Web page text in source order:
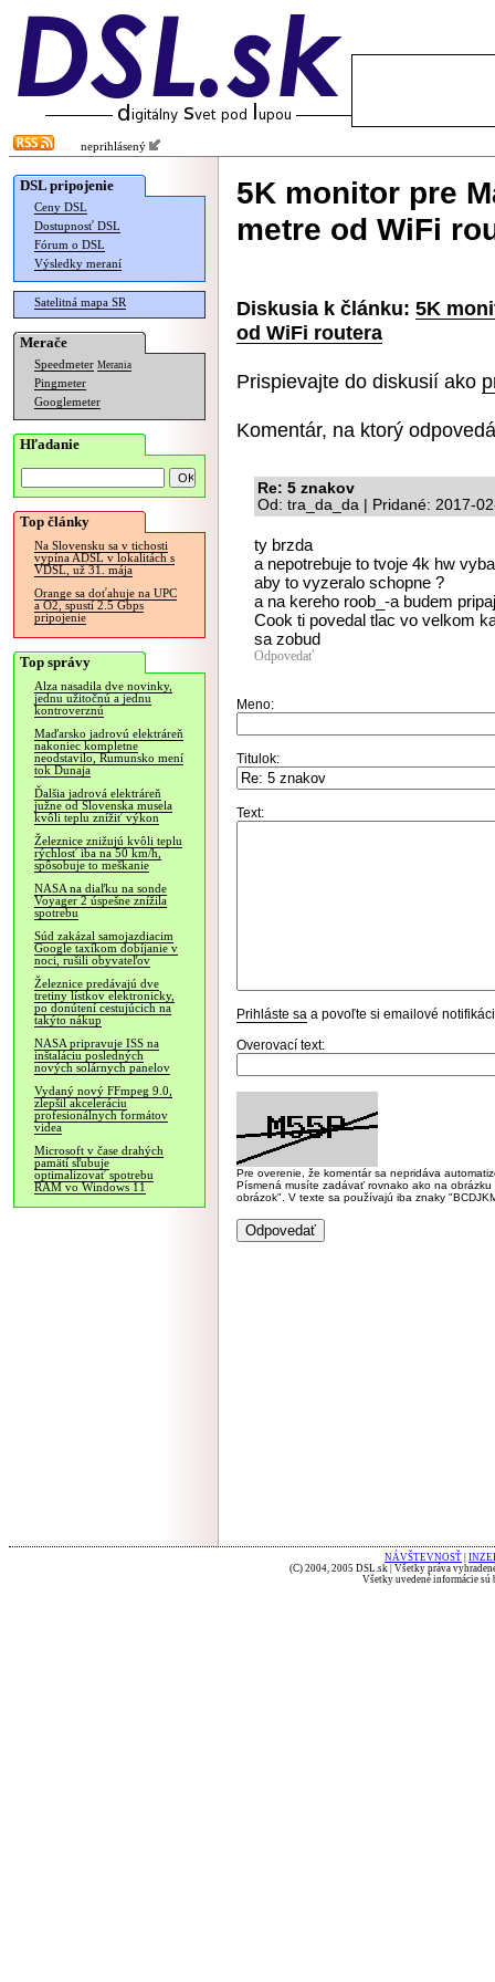
neprihlásený
DSL pripojenie
Ceny DSL
Dostupnosť DSL
Fórum o DSL
Výsledky meraní
Satelitná mapa SR
Merače
Speedmeter Merania
Pingmeter
Googlemeter
Hľadanie
Top články
Na Slovensku sa v tichosti
vypína ADSL v lokalitách s
VDSL, už 31. mája
Orange sa doťahuje na UPC
a O2, spustí 2.5 Gbps
pripojenie
Top správy
Alza nasadila dve novinky,
jednu užitočnú a jednu
kontroverznú
Maďarsko jadrovú elektráreň
nakoniec kompletne
neodstavilo, Rumunsko mení
tok Dunaja
Ďalšia jadrová elektráreň
južne od Slovenska musela
kvôli teplu znížiť výkon
Železnice znižujú kvôli teplu
rýchlosť iba na 50 km/h,
spôsobuje to meškanie
NASA na diaľku na sonde
Voyager 2 úspešne znížila
spotrebu
Súd zakázal samojazdiacim
Google taxíkom dobíjanie v
noci, rušili obyvateľov
Železnice predávajú dve
tretiny lístkov elektronicky,
po donútení cestujúcich na
takýto nákup
NASA pripravuje ISS na
inštaláciu posledných
nových solárnych panelov
Vydaný nový FFmpeg 9.0,
zlepšil akceleráciu
profesionálnych formátov
videa
Microsoft v čase drahých
pamätí sľubuje
optimalizovať spotrebu
RAM vo Windows 11
5K monitor pre
metre od WiFi
Diskusia k článku: 5K
od WiFi routera
Prispievajte do diskusií ako
Komentár, na ktorý
Re: 5 znakov
Od: tra_da_da | Pridané: 2017-
ty brzda
a nepotrebuje to tvoje 4k hw
aby to vyzeralo schopne ?
a na kereho roob_-a budem
Cook ti povedal tlac vo velkom
sa zobud
Odpovedať
Meno:
Titulok:
Text:
Prihláste sa a povoľte si emailové
Overovací text:
Pre overenie, že komentár sa nepridáva
Písmená musíte zadávať rovnako ako na
obrázok". V texte sa používajú iba znaky
NÁVŠTEVNOSŤ
(C) 2004, 2005 DSL.sk | Všetky práva
Všetky uvedené informácie sú